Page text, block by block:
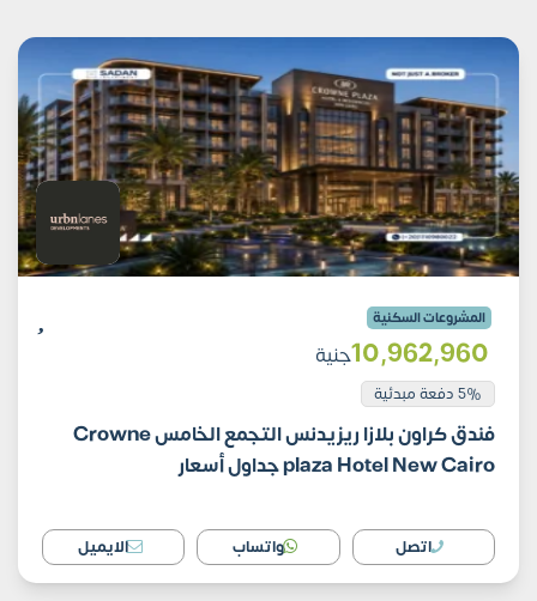
المشروعات السكنية
10٬962٬960جنية
5% دفعة مبدئية
فندق كراون بلازا ريزيدنس التجمع الخامس Crowne
plaza Hotel New Cairo جداول أسعار
اتصل واتساب الايميل